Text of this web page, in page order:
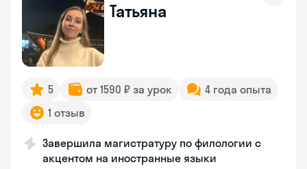
Татьяна
5 от 1590 ₽ за урок
4 года опыта
1 отзыв
Завершила магистратуру по филологии с
акцентом на иностранные языки